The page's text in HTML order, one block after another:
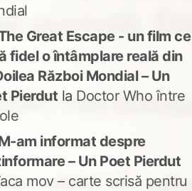
Great Escape - un film ce
fidel o întâmplare reală din
Război Mondial – Un
Pierdut la Doctor Who între
am informat despre
– Un Poet Pierdut
mov – carte scrisă pentru